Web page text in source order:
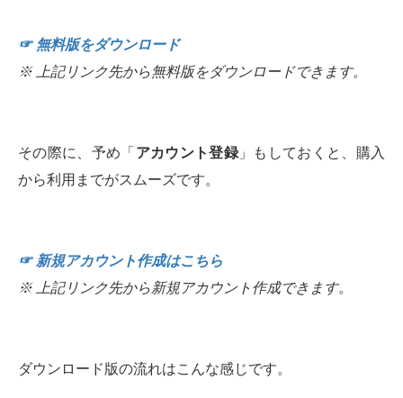
☞ 無料版をダウンロード
※ 上記リンク先から無料版をダウンロードできます。
その際に、予め「 アカウント登録 」もしておくと、購入
から利用までがスムーズです。
☞ 新規アカウント作成はこちら
※ 上記リンク先から新規アカウント作成できます。
ダウンロード版の流れはこんな感じです。